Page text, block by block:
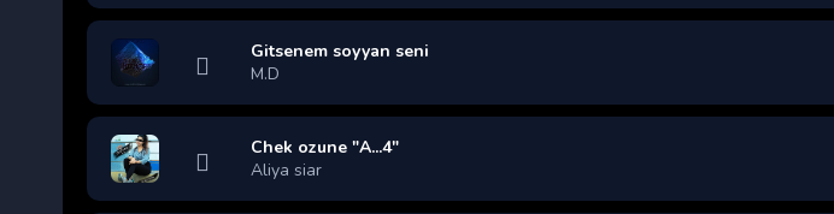
Gitsenem soyyan seni
M.D
Chek ozune "A...4"
Aliya siar